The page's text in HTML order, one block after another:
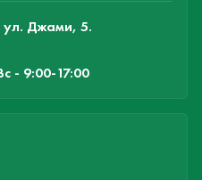
Джами, 5.
- 9:00-17:00